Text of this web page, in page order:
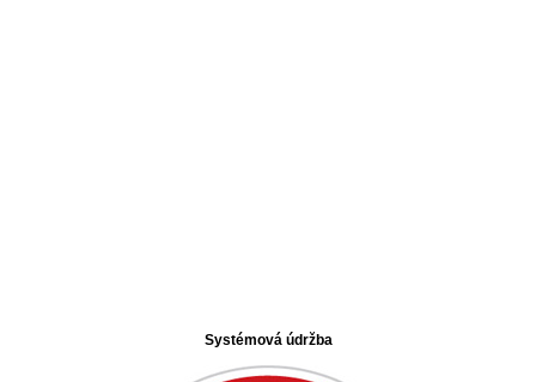
Systémová údržba